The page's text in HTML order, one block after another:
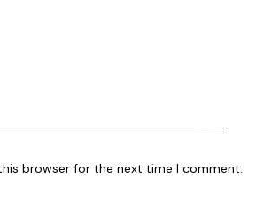
browser for the next time I comment.